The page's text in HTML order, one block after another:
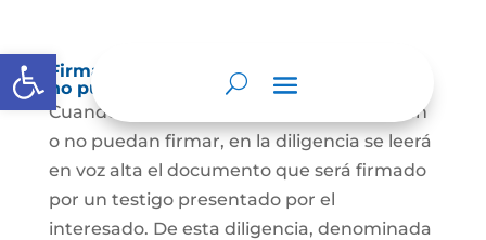
Abrir barra de herramientas
Firma a Ruego – Personas que no saben o
no puede firmar
Cuando se trate de personas que no sepan
o no puedan firmar, en la diligencia se leerá
en voz alta el documento que será firmado
por un testigo presentado por el
interesado. De esta diligencia, denominada